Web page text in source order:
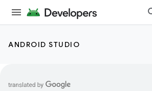
ANDROID STUDIO